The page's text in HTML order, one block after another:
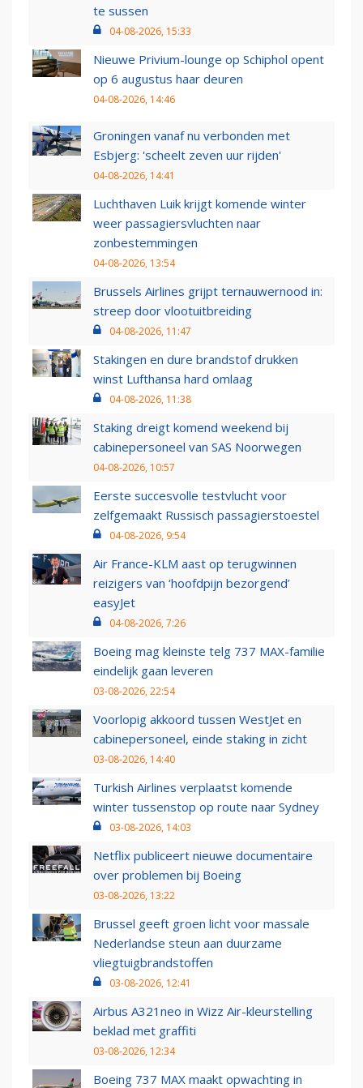
te sussen
04-08-2026, 15:33
Nieuwe Privium-lounge op Schiphol opent
op 6 augustus haar deuren
04-08-2026, 14:46
Groningen vanaf nu verbonden met
Esbjerg: 'scheelt zeven uur rijden'
04-08-2026, 14:41
Luchthaven Luik krijgt komende winter
weer passagiersvluchten naar
zonbestemmingen
04-08-2026, 13:54
Brussels Airlines grijpt ternauwernood in:
streep door vlootuitbreiding
04-08-2026, 11:47
Stakingen en dure brandstof drukken
winst Lufthansa hard omlaag
04-08-2026, 11:38
Staking dreigt komend weekend bij
cabinepersoneel van SAS Noorwegen
04-08-2026, 10:57
Eerste succesvolle testvlucht voor
zelfgemaakt Russisch passagierstoestel
04-08-2026, 9:54
Air France-KLM aast op terugwinnen
reizigers van ‘hoofdpijn bezorgend’
easyJet
04-08-2026, 7:26
Boeing mag kleinste telg 737 MAX-familie
eindelijk gaan leveren
03-08-2026, 22:54
Voorlopig akkoord tussen WestJet en
cabinepersoneel, einde staking in zicht
03-08-2026, 14:40
Turkish Airlines verplaatst komende
winter tussenstop op route naar Sydney
03-08-2026, 14:03
Netflix publiceert nieuwe documentaire
over problemen bij Boeing
03-08-2026, 13:22
Brussel geeft groen licht voor massale
Nederlandse steun aan duurzame
vliegtuigbrandstoffen
03-08-2026, 12:41
Airbus A321neo in Wizz Air-kleurstelling
beklad met graffiti
03-08-2026, 12:34
Boeing 737 MAX maakt opwachting in